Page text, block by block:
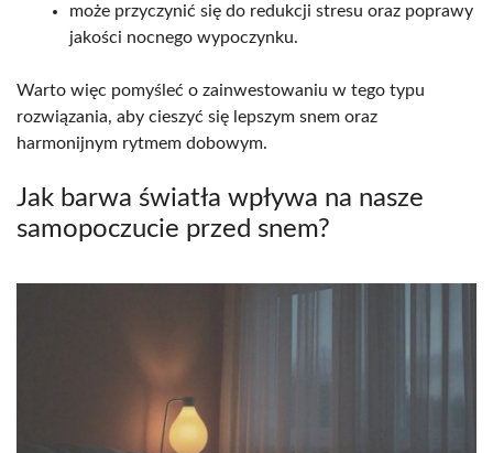
może przyczynić się do redukcji stresu oraz poprawy
jakości nocnego wypoczynku.
Warto więc pomyśleć o zainwestowaniu w tego typu
rozwiązania, aby cieszyć się lepszym snem oraz
harmonijnym rytmem dobowym.
Jak barwa światła wpływa na nasze
samopoczucie przed snem?